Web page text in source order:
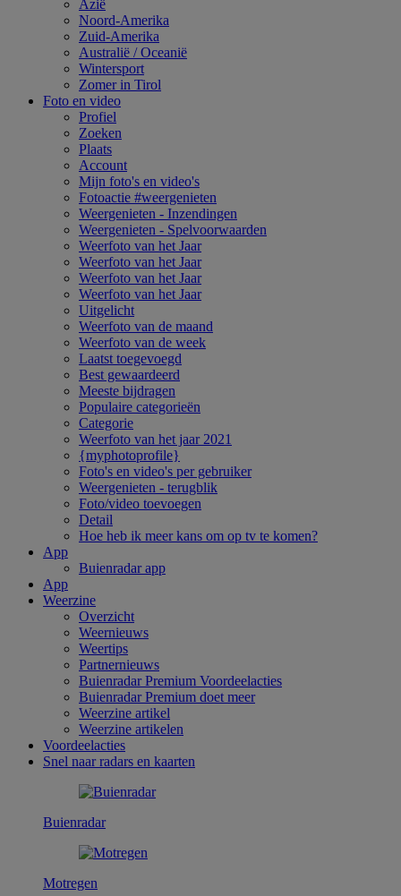
Azië
Noord-Amerika
Zuid-Amerika
Australië / Oceanië
Wintersport
Zomer in Tirol
Foto en video
Profiel
Zoeken
Plaats
Account
Mijn foto's en video's
Fotoactie #weergenieten
Weergenieten - Inzendingen
Weergenieten - Spelvoorwaarden
Weerfoto van het Jaar
Weerfoto van het Jaar
Weerfoto van het Jaar
Weerfoto van het Jaar
Uitgelicht
Weerfoto van de maand
Weerfoto van de week
Laatst toegevoegd
Best gewaardeerd
Meeste bijdragen
Populaire categorieën
Categorie
Weerfoto van het jaar 2021
{myphotoprofile}
Foto's en video's per gebruiker
Weergenieten - terugblik
Foto/video toevoegen
Detail
Hoe heb ik meer kans om op tv te komen?
App
Buienradar app
App
Weerzine
Overzicht
Weernieuws
Weertips
Partnernieuws
Buienradar Premium Voordeelacties
Buienradar Premium doet meer
Weerzine artikel
Weerzine artikelen
Voordeelacties
Snel naar radars en kaarten
Buienradar
Motregen